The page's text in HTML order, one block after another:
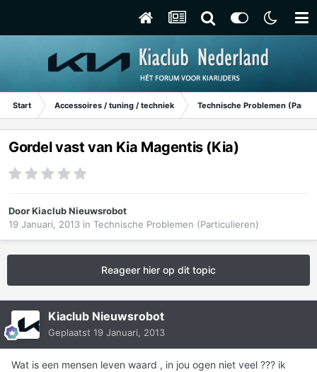
Start Accessoires / tuning / techniek Technische Problemen
Gordel vast van Kia Magentis (Kia)
DoorKiaclub Nieuwsrobot
19 Januari, 2013 in Technische Problemen (Particulieren)
Reageer hier op dit topic
Kiaclub Nieuwsrobot
Geplaatst 19 Januari, 2013
Wat is een mensen leven waard , in jou ogen niet veel ??? ik